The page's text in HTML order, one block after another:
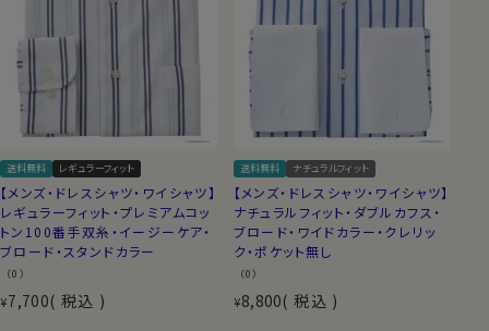
送料無料 レギュラーフィット
【メンズ・ドレスシャツ・ワイシャツ】
レギュラーフィット・プレミアムコッ
トン100番手双糸・イージーケア・
ブロード・スタンドカラー
（0）
¥7,700 税込
送料無料 ナチュラルフィット
【メンズ・ドレスシャツ・ワイシャツ】
ナチュラルフィット・ダブルカフス・
ブロード・ワイドカラー・クレリッ
ク・ポケット無し
（0）
¥8,800 税込